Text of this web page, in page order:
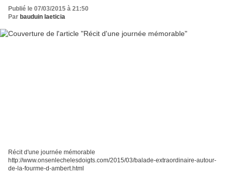
Publié le 07/03/2015 à 21:50
Par bauduin laeticia
Récit d'une journée mémorable
http://www.onsenlechelesdoigts.com/2015/03/balade-extraordinaire-autour-
de-la-fourme-d-ambert.html